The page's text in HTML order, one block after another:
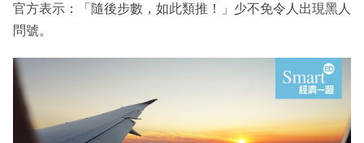
官方表示：「隨後步數，如此類推！」少不免令人出現黑人
問號。